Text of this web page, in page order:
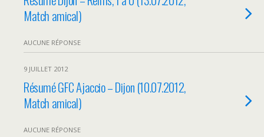
Match amical)
AUCUNE RÉPONSE
9 JUILLET 2012
Résumé GFC Ajaccio – Dijon (10.07.2012,
Match amical)
AUCUNE RÉPONSE